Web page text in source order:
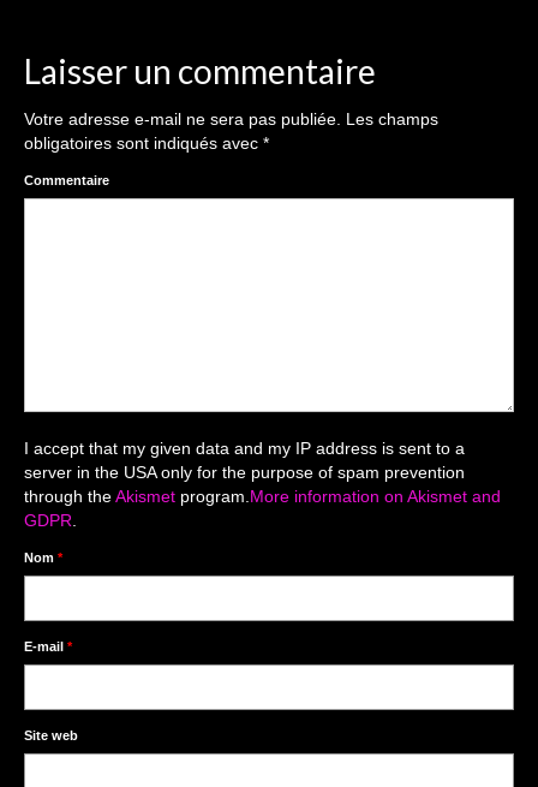
Reportages / Nature morte
Galeries Privées
séance du 25.04.26
Cartes de remerciement
Photomontages
Prestations
Contact
Décors studio / Tenues / Accessoires
Laisser un commentaire
Votre adresse e-mail ne sera pas publiée. Les champs
obligatoires sont indiqués avec *
Commentaire
I accept that my given data and my IP address is sent to a
server in the USA only for the purpose of spam prevention
through theAkismet program.More information on Akismet and
GDPR.
Nom *
E-mail *
Site web